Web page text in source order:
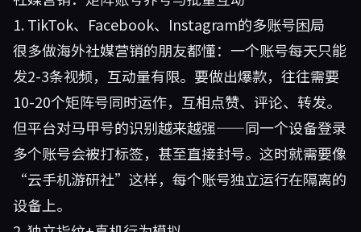
1. TikTok、Facebook、Instagram的多账号困局
很多做海外社媒营销的朋友都懂：一个账号每天只能
发2-3条视频，互动量有限。要做出爆款，往往需要
10-20个矩阵号同时运作，互相点赞、评论、转发。
但平台对马甲号的识别越来越强——同一个设备登录
多个账号会被打标签，甚至直接封号。这时就需要像
“云手机游研社”这样，每个账号独立运行在隔离的
设备上。